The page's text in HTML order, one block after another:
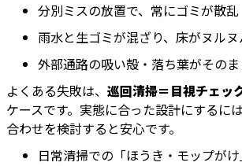
分別ミスの放置で、常にゴミが散乱
雨水と生ゴミが混ざり、床がヌルヌ
外部通路の吸い殻・落ち葉がその
よくある失敗は、 巡回清掃＝目視チェッ
ケースです。実態に合った設計にするに
合わせを検討すると安心です。
日常清掃での「ほうき・モップが